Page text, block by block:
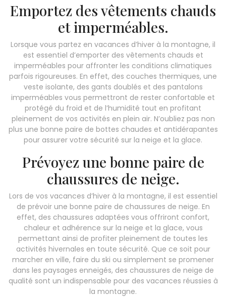
Emportez des vêtements chauds
et imperméables.
Lorsque vous partez en vacances d’hiver à la montagne, il
est essentiel d’emporter des vêtements chauds et
imperméables pour affronter les conditions climatiques
parfois rigoureuses. En effet, des couches thermiques, une
veste isolante, des gants doublés et des pantalons
imperméables vous permettront de rester confortable et
protégé du froid et de l’humidité tout en profitant
pleinement de vos activités en plein air. N’oubliez pas non
plus une bonne paire de bottes chaudes et antidérapantes
pour assurer votre sécurité sur la neige et la glace.
Prévoyez une bonne paire de
chaussures de neige.
Lors de vos vacances d’hiver à la montagne, il est essentiel
de prévoir une bonne paire de chaussures de neige. En
effet, des chaussures adaptées vous offriront confort,
chaleur et adhérence sur la neige et la glace, vous
permettant ainsi de profiter pleinement de toutes les
activités hivernales en toute sécurité. Que ce soit pour
marcher en ville, faire du ski ou simplement se promener
dans les paysages enneigés, des chaussures de neige de
qualité sont un indispensable pour des vacances réussies à
la montagne.